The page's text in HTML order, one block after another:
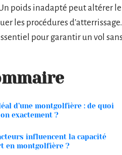
Un poids inadapté peut altérer
les procédures
pour garantir un vol
d’une montgolfière : de quoi
exactement ?
influencent la capacité
en montgolfière ?